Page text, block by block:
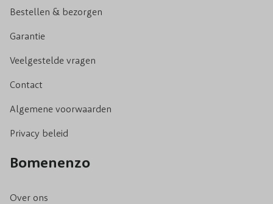
Bestellen & bezorgen
Garantie
Veelgestelde vragen
Contact
Algemene voorwaarden
Privacy beleid
Bomenenzo
Over ons